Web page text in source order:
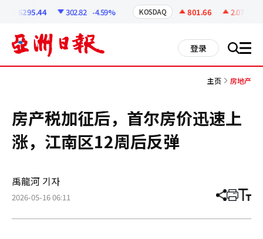
6295.44 302.82 -4.59% KOSDAQ 801.66 2.07
登录 搜 all
主页 房地产
房产税加征后，首尔房价迅速上
涨，江南区12周后反弹
禹龍河 기자
2026-05-16 06:11 分
章
打 调
小